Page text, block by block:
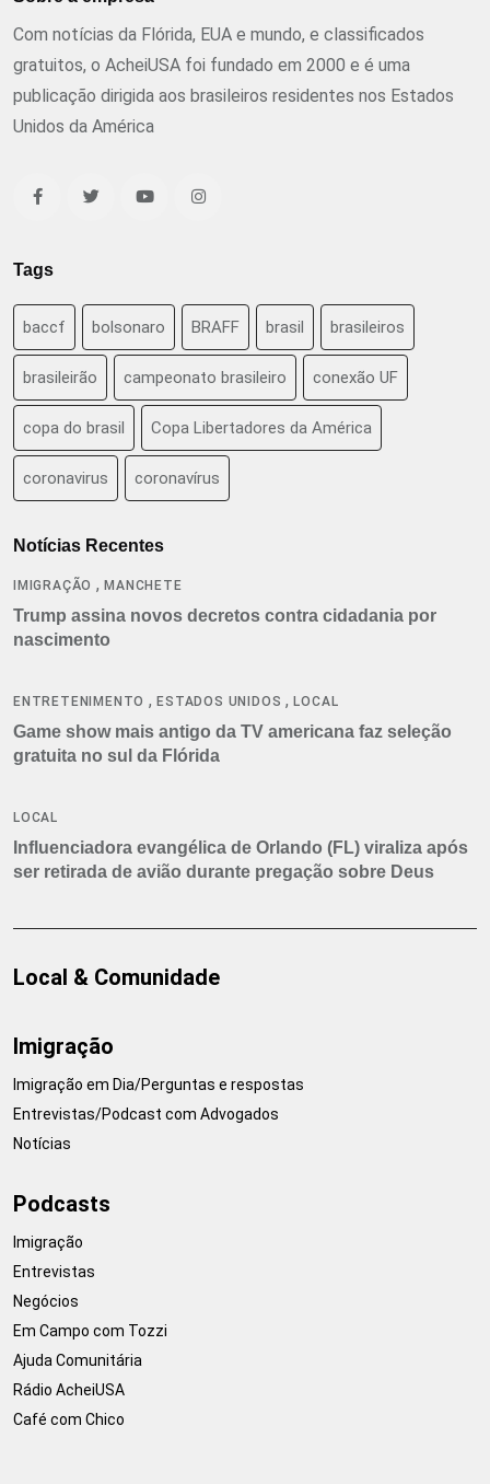
Com notícias da Flórida, EUA e mundo, e classificados
gratuitos, o AcheiUSA foi fundado em 2000 e é uma
publicação dirigida aos brasileiros residentes nos Estados
Unidos da América
Tags
baccf bolsonaro BRAFF brasil brasileiros
brasileirão campeonato brasileiro conexão UF
copa do brasil Copa Libertadores da América
coronavirus coronavírus
Notícias Recentes
IMIGRAÇÃO ,MANCHETE
Trump assina novos decretos contra cidadania por
nascimento
ENTRETENIMENTO ,ESTADOS UNIDOS ,LOCAL
Game show mais antigo da TV americana faz seleção
gratuita no sul da Flórida
LOCAL
Influenciadora evangélica de Orlando (FL) viraliza após
ser retirada de avião durante pregação sobre Deus
Local & Comunidade
Imigração
Imigração em Dia/Perguntas e respostas
Entrevistas/Podcast com Advogados
Notícias
Podcasts
Imigração
Entrevistas
Negócios
Em Campo com Tozzi
Ajuda Comunitária
Rádio AcheiUSA
Café com Chico